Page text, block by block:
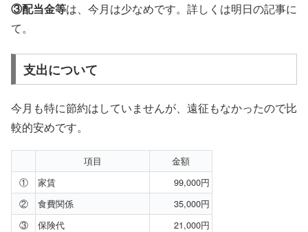
③配当金等は、今月は少なめです。詳しくは明日の記事に
て。
支出について
今月も特に節約はしていませんが、遠征もなかったので比
較的安めです。
項目
金額
①
家賃
99,000円
②
食費関係
35,000円
③
保険代
21,000円